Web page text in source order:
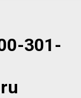
301-